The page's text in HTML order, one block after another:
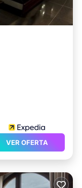
VER OFERTA